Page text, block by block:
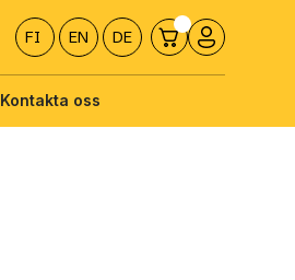
FI EN DE
Kontakta oss